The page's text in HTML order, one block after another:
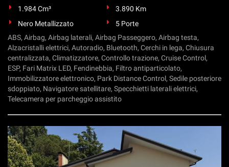
1.984 Cm³
3.890 Km
Nero Metallizzato
5 Porte
ABS, Airbag, Airbag laterali, Airbag Passeggero, Airbag testa,
Alzacristalli elettrici, Autoradio, Bluetooth, Cerchi in lega, Chiusura
centralizzata, Climatizzatore, Controllo trazione, Cruise Control,
ESP, Fari Matrix LED, Fendinebbia, Filtro antiparticolato,
Immobilizzatore elettronico, Park Distance Control, Sedile posteriore
sdoppiato, Navigatore satellitare, Specchietti laterali elettrici,
Telecamera per parcheggio assistito